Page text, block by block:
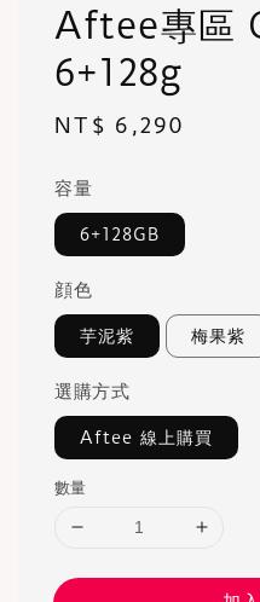
Aftee專區
6+128g
Regular
NT$ 6,290
容量
6+128GB
顔色
芋泥紫 梅果紫
選購方式
Aftee 線上購買
數量